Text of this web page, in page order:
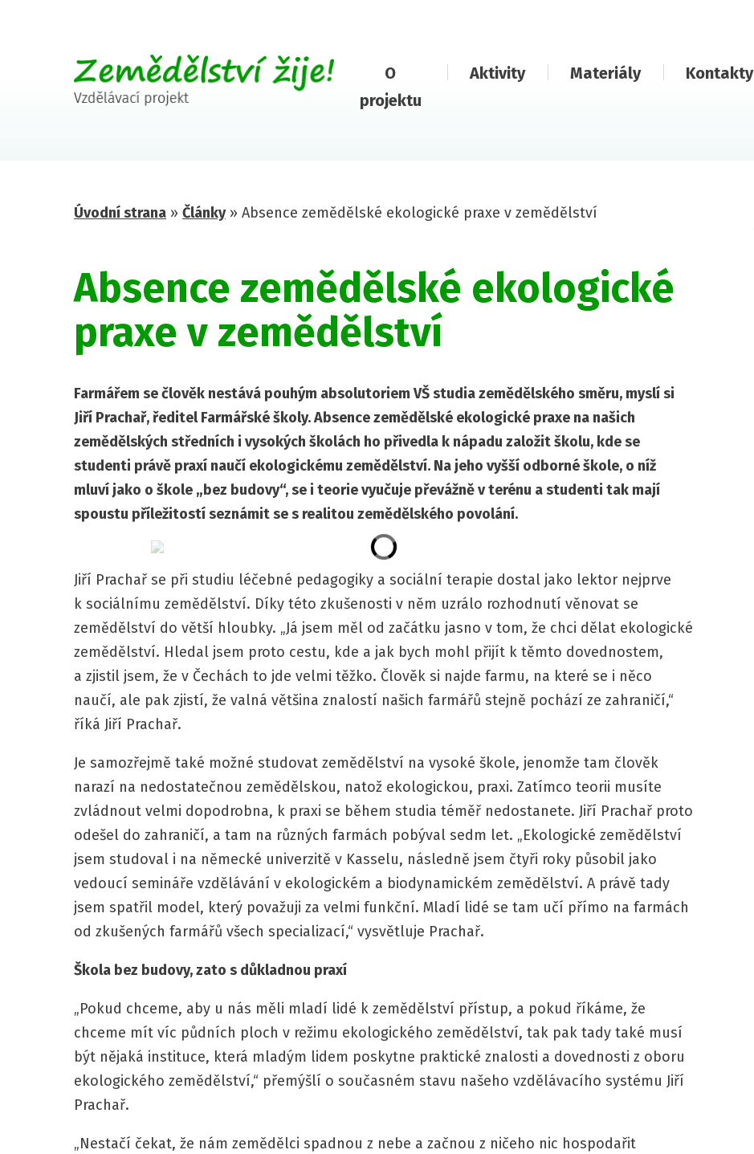
O
projektu
Aktivity Materiály Kontakty
Úvodní strana » Články» Absence zemědělské ekologické praxe v zemědělství
Absence zemědělské ekologické
praxe v zemědělství
Farmářem se člověk nestává pouhým absolutoriem VŠ studia zemědělského směru, myslí si
Jiří Prachař, ředitel Farmářské školy. Absence zemědělské ekologické praxe na našich
zemědělských středních i vysokých školách ho přivedla k nápadu založit školu, kde se
studenti právě praxí naučí ekologickému zemědělství. Na jeho vyšší odborné škole, o níž
mluví jako o škole „bez budovy“, se i teorie vyučuje převážně v terénu a studenti tak mají
spoustu příležitostí seznámit se s realitou zemědělského povolání.
Jiří Prachař se při studiu léčebné pedagogiky a sociální terapie dostal jako lektor nejprve
k sociálnímu zemědělství. Díky této zkušenosti v něm uzrálo rozhodnutí věnovat se
zemědělství do větší hloubky. „Já jsem měl od začátku jasno v tom, že chci dělat ekologické
zemědělství. Hledal jsem proto cestu, kde a jak bych mohl přijít k těmto dovednostem,
a zjistil jsem, že v Čechách to jde velmi těžko. Člověk si najde farmu, na které se i něco
naučí, ale pak zjistí, že valná většina znalostí našich farmářů stejně pochází ze zahraničí,“
říká Jiří Prachař.
Je samozřejmě také možné studovat zemědělství na vysoké škole, jenomže tam člověk
narazí na nedostatečnou zemědělskou, natož ekologickou, praxi. Zatímco teorii musíte
zvládnout velmi dopodrobna, k praxi se během studia téměř nedostanete. Jiří Prachař proto
odešel do zahraničí, a tam na různých farmách pobýval sedm let. „Ekologické zemědělství
jsem studoval i na německé univerzitě v Kasselu, následně jsem čtyři roky působil jako
vedoucí semináře vzdělávání v ekologickém a biodynamickém zemědělství. A právě tady
jsem spatřil model, který považuji za velmi funkční. Mladí lidé se tam učí přímo na farmách
od zkušených farmářů všech specializací,“ vysvětluje Prachař.
Škola bez budovy, zato s důkladnou praxí
„Pokud chceme, aby u nás měli mladí lidé k zemědělství přístup, a pokud říkáme, že
chceme mít víc půdních ploch v režimu ekologického zemědělství, tak pak tady také musí
být nějaká instituce, která mladým lidem poskytne praktické znalosti a dovednosti z oboru
ekologického zemědělství,“ přemýšlí o současném stavu našeho vzdělávacího systému Jiří
Prachař.
„Nestačí čekat, že nám zemědělci spadnou z nebe a začnou z ničeho nic hospodařit